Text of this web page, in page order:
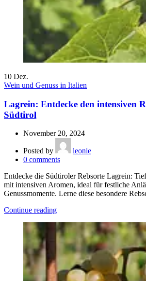
10 Dez.
Wein und Genuss in Italien
Lagrein: Entdecke den intensiven
Südtirol
November 20, 2024
Posted by
leonie
0 comments
Entdecke die Südtiroler Rebsorte Lagrein:
mit intensiven Aromen, ideal für festliche
Genussmomente. Lerne diese besondere
Continue reading